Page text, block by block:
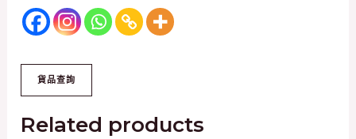
Related products